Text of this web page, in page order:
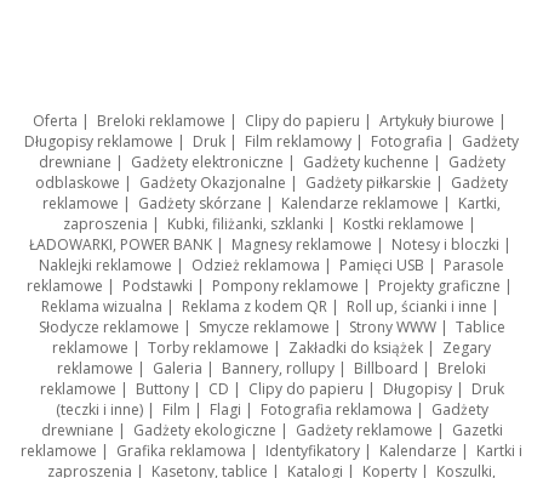
Oferta | Breloki reklamowe | Clipy do papieru | Artykuły biurowe |
Długopisy reklamowe | Druk | Film reklamowy | Fotografia | Gadżety
drewniane | Gadżety elektroniczne | Gadżety kuchenne | Gadżety
odblaskowe | Gadżety Okazjonalne | Gadżety piłkarskie | Gadżety
reklamowe | Gadżety skórzane | Kalendarze reklamowe | Kartki,
zaproszenia | Kubki, filiżanki, szklanki | Kostki reklamowe |
ŁADOWARKI, POWER BANK| Magnesy reklamowe | Notesy i bloczki |
Naklejki reklamowe | Odzież reklamowa | Pamięci USB | Parasole
reklamowe | Podstawki | Pompony reklamowe | Projekty graficzne |
Reklama wizualna | Reklama z kodem QR| Roll up, ścianki i inne |
Słodycze reklamowe | Smycze reklamowe | Strony WWW| Tablice
reklamowe | Torby reklamowe | Zakładki do książek | Zegary
reklamowe | Galeria | Bannery, rollupy | Billboard | Breloki
reklamowe | Buttony| CD | Clipy do papieru | Długopisy| Druk
(teczki i inne)| Film | Flagi | Fotografia reklamowa | Gadżety
drewniane | Gadżety ekologiczne | Gadżety reklamowe | Gazetki
reklamowe | Grafika reklamowa | Identyfikatory | Kalendarze | Kartki i
zaproszenia | Kasetony, tablice | Katalogi | Koperty | Koszulki,